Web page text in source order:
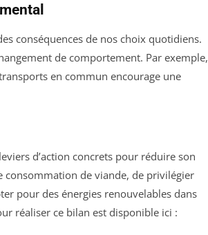
conséquences de nos choix quotidiens.
de comportement. Par exemple,
en commun encourage une
d’action concrets pour réduire son
de viande, de privilégier
pour des énergies renouvelables dans
réaliser ce bilan est disponible ici :